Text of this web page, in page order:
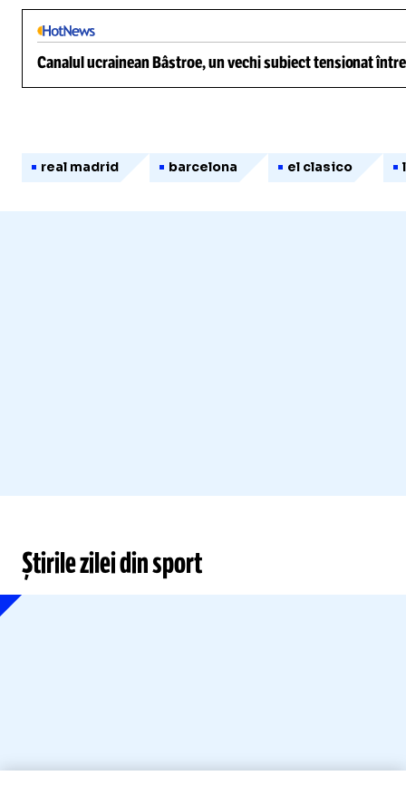
Canalul ucrainean Bâstroe, un vechi subiect tensionat
real madrid barcelona el clasico
Știrile zilei din sport